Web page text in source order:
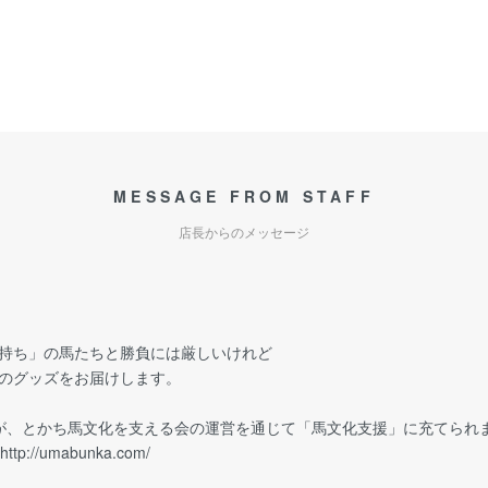
MESSAGE FROM STAFF
店長からのメッセージ
ち」の馬たちと勝負には厳しいけれど
ッズをお届けします。
とかち馬文化を支える会の運営を通じて「馬文化支援」に充てられ
http://umabunka.com/